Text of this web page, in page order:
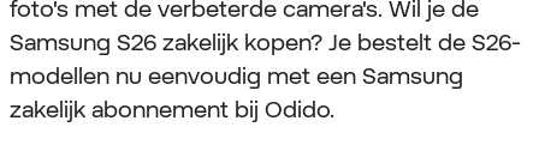
foto's met de verbeterde camera's. Wil je de
Samsung S26 zakelijk kopen? Je bestelt de S26-
modellen nu eenvoudig met een Samsung
zakelijk abonnement bij Odido.